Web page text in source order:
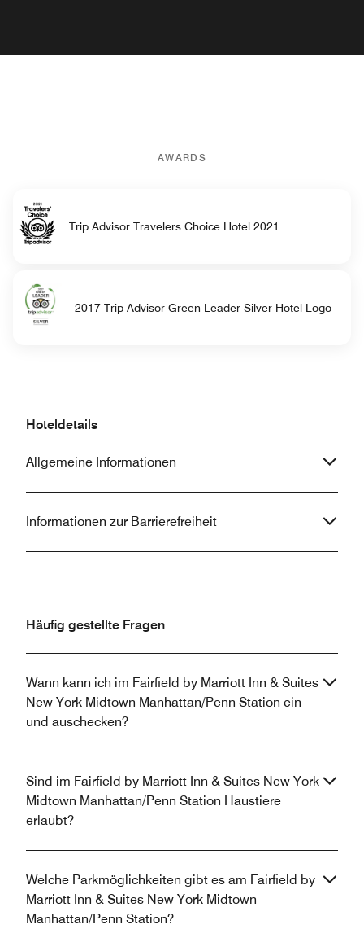
AWARDS
Trip Advisor Travelers Choice Hotel 2021
2017 Trip Advisor Green Leader Silver Hotel Logo
Hoteldetails
Allgemeine Informationen
Informationen zur Barrierefreiheit
Häufig gestellte Fragen
Wann kann ich im Fairfield by Marriott Inn & Suites
New York Midtown Manhattan/Penn Station ein-
und auschecken?
Sind im Fairfield by Marriott Inn & Suites New York
Midtown Manhattan/Penn Station Haustiere
erlaubt?
Welche Parkmöglichkeiten gibt es am Fairfield by
Marriott Inn & Suites New York Midtown
Manhattan/Penn Station?